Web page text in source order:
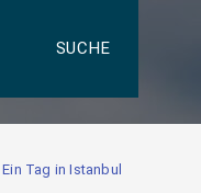
SUCHE
Ein Tag in Istanbul